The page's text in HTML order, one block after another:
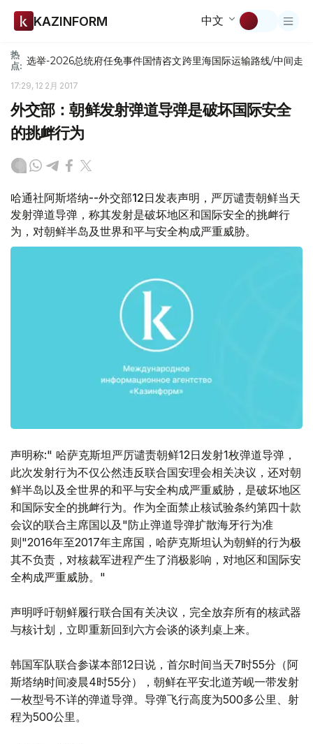
KAZINFORM 中文
热
点: 选举-2026总统府任免事件国情咨文跨里海国际运输路线/中间走廊
17:29, 12 2月 2017
外交部：朝鲜发射弹道导弹是破坏国际安全
的挑衅行为
哈通社阿斯塔纳--外交部12日发表声明，严厉谴责朝鲜当天
发射弹道导弹，称其发射是破坏地区和国际安全的挑衅行
为，对朝鲜半岛及世界和平与安全构成严重威胁。
声明称:" 哈萨克斯坦严厉谴责朝鲜12日发射1枚弹道导弹，
此次发射行为不仅公然违反联合国安理会相关决议，还对朝
鲜半岛以及全世界的和平与安全构成严重威胁，是破坏地区
和国际安全的挑衅行为。作为全面禁止核试验条约第四十款
会议的联合主席国以及"防止弹道导弹扩散海牙行为准
则"2016年至2017年主席国，哈萨克斯坦认为朝鲜的行为极
其不负责，对核裁军进程产生了消极影响，对地区和国际安
全构成严重威胁。"
声明呼吁朝鲜履行联合国有关决议，完全放弃所有的核武器
与核计划，立即重新回到六方会谈的谈判桌上来。
韩国军队联合参谋本部12日说，首尔时间当天7时55分（阿
斯塔纳时间凌晨4时55分），朝鲜在平安北道芳岘一带发射
一枚型号不详的弹道导弹。导弹飞行高度为500多公里、射
程为500公里。